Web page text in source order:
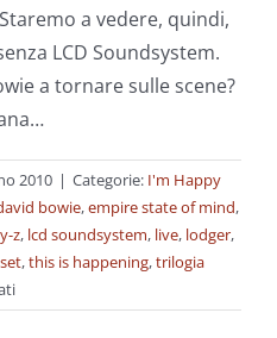
a vedere, quindi,
LCD Soundsystem.
a tornare sulle scene?
2010 | Categorie: I'm Happy
bowie,empire state of mind,
z, lcd soundsystem, live, lodger,
,this is happening,trilogia
su
Let's